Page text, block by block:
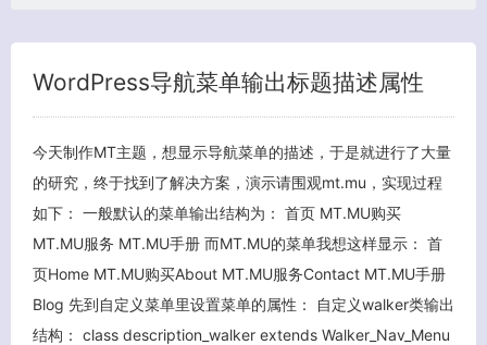
WordPress导航菜单输出标题描述属性
今天制作MT主题，想显示导航菜单的描述，于是就进行了大量
的研究，终于找到了解决方案，演示请围观mt.mu，实现过程
如下： 一般默认的菜单输出结构为： 首页 MT.MU购买
MT.MU服务 MT.MU手册 而MT.MU的菜单我想这样显示： 首
页Home MT.MU购买About MT.MU服务Contact MT.MU手册
Blog 先到自定义菜单里设置菜单的属性： 自定义walker类输出
结构： class description_walker extends Walker_Nav_Menu
客服小美